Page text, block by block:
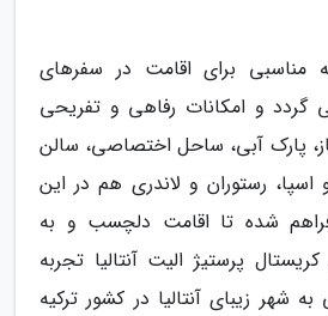
مناسبی برای اقامت در سفرهای
و امکانات رفاهی و تفریحی
پارک آبی، ساحل اختصاصی، سالن
رستوران و لاندری هم در این
شده تا اقامت دلچسب و به
پرستیژ الیت آنتالیا تجربه
شهر زیبای آنتالیا در کشور ترکیه